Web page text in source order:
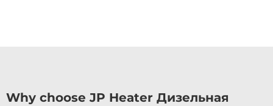
Why choose JP Heater Дизельная